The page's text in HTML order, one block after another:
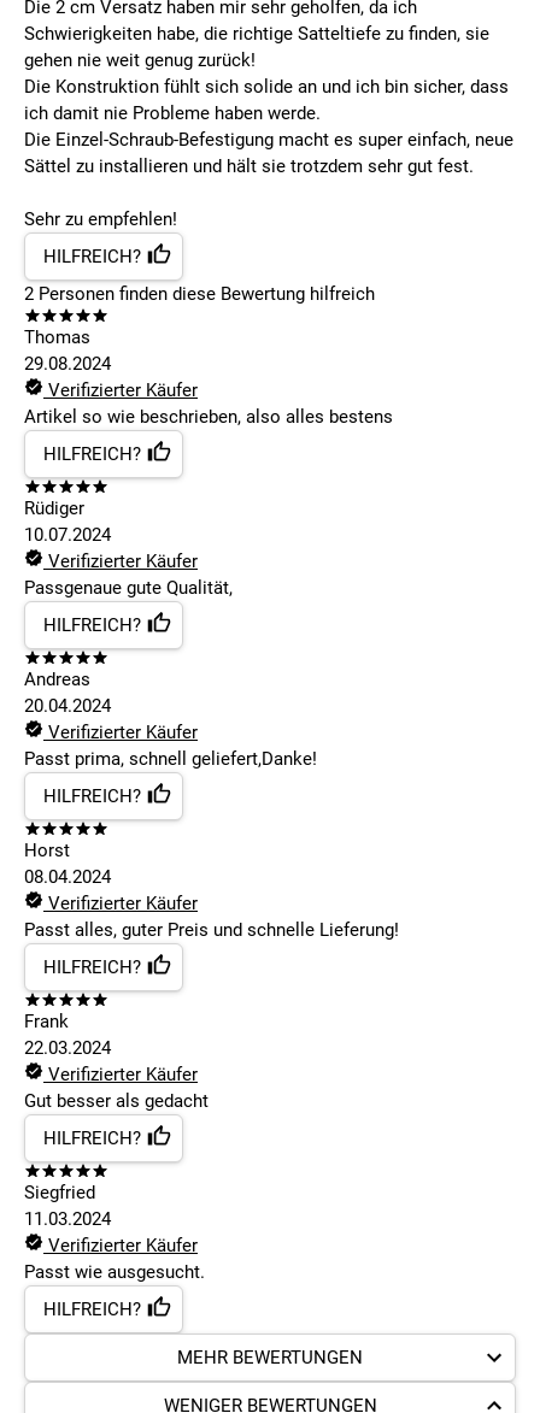
Die 2 cm Versatz haben mir sehr geholfen, da ich
Schwierigkeiten habe, die richtige Satteltiefe zu finden, sie
gehen nie weit genug zurück!
Die Konstruktion fühlt sich solide an und ich bin sicher, dass
ich damit nie Probleme haben werde.
Die Einzel-Schraub-Befestigung macht es super einfach, neue
Sättel zu installieren und hält sie trotzdem sehr gut fest.
Sehr zu empfehlen!
HILFREICH?
2 Personen finden diese Bewertung hilfreich
Thomas
29.08.2024
Verifizierter Käufer
Artikel so wie beschrieben, also alles bestens
HILFREICH?
Rüdiger
10.07.2024
Verifizierter Käufer
Passgenaue gute Qualität,
HILFREICH?
Andreas
20.04.2024
Verifizierter Käufer
Passt prima, schnell geliefert,Danke!
HILFREICH?
Horst
08.04.2024
Verifizierter Käufer
Passt alles, guter Preis und schnelle Lieferung!
HILFREICH?
Frank
22.03.2024
Verifizierter Käufer
Gut besser als gedacht
HILFREICH?
Siegfried
11.03.2024
Verifizierter Käufer
Passt wie ausgesucht.
HILFREICH?
MEHR BEWERTUNGEN
WENIGER BEWERTUNGEN